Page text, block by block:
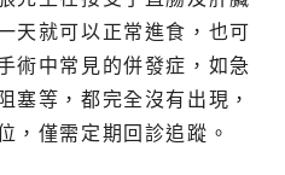
天就可以正常進食，也可
術中常見的併發症，如急
塞等，都完全沒有出現，
，僅需定期回診追蹤。